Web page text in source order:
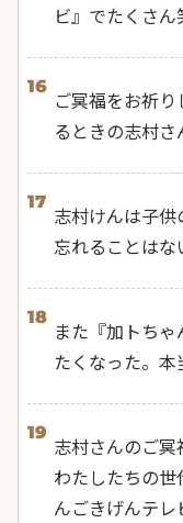
ビ』でたくさん
16
ご冥福をお祈
るときの志村さ
17
志村けんは子
忘れることはな
18
また『加トち
たくなった。本
19
志村さんのご
わたしたちの
んごきげんテレ